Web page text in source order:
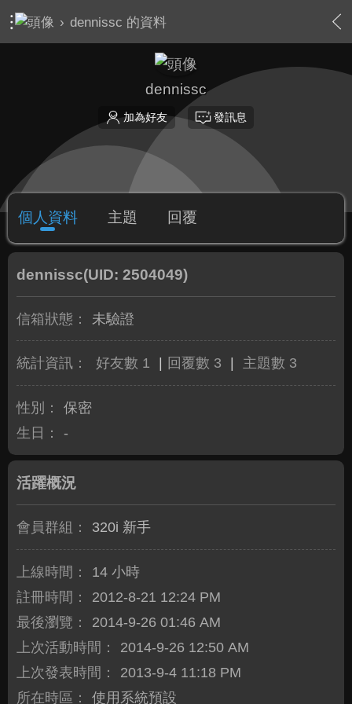
› dennissc 的資料
dennissc
加為好友 發訊息
個人資料 主題 回覆
dennissc(UID: 2504049)
信箱狀態： 未驗證
統計資訊： 好友數 1 回覆數 3 主題數 3
性別：
保密
生日：
-
活躍概況
會員群組： 320i 新手
上線時間：
14 小時
註冊時間：
2012-8-21 12:24 PM
最後瀏覽：
2014-9-26 01:46 AM
上次活動時間：
2014-9-26 12:50 AM
上次發表時間：
2013-9-4 11:18 PM
所在時區：
使用系統預設